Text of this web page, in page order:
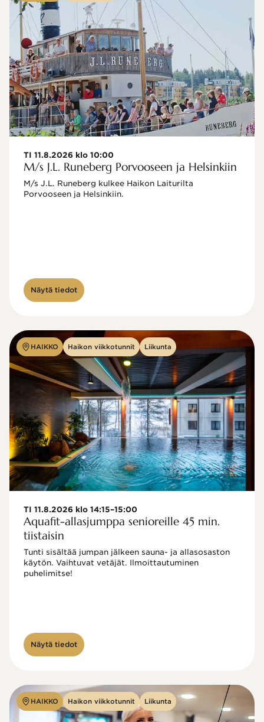
TI 11.8.2026 klo 10:00
M/s J.L. Runeberg Porvooseen ja Helsinkiin
M/s J.L. Runeberg kulkee Haikon Laiturilta
Porvooseen ja Helsinkiin.
Näytä tiedot
HAIKKO Haikon viikkotunnit Liikunta
TI 11.8.2026 klo 14:15–15:00
Aquafit-allasjumppa senioreille 45 min.
tiistaisin
Tunti sisältää jumpan jälkeen sauna- ja allasosaston
käytön. Vaihtuvat vetäjät. Ilmoittautuminen
puhelimitse!
Näytä tiedot
HAIKKO Haikon viikkotunnit Liikunta